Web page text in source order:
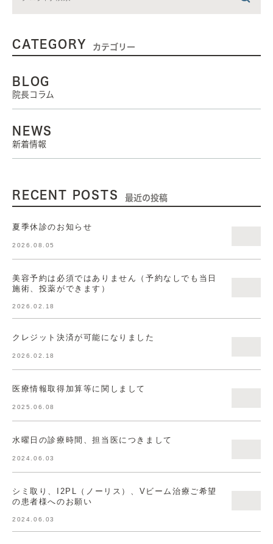
CATEGORY カテゴリー
BLOG
院長コラム
NEWS
新着情報
RECENT POSTS 最近の投稿
夏季休診のお知らせ
2026.08.05
美容予約は必須ではありません（予約なしでも当日
施術、投薬ができます）
2026.02.18
クレジット決済が可能になりました
2026.02.18
医療情報取得加算等に関しまして
2025.06.08
水曜日の診療時間、担当医につきまして
2024.06.03
シミ取り、I2PL（ノーリス）、Vビーム治療ご希望
の患者様へのお願い
2024.06.03